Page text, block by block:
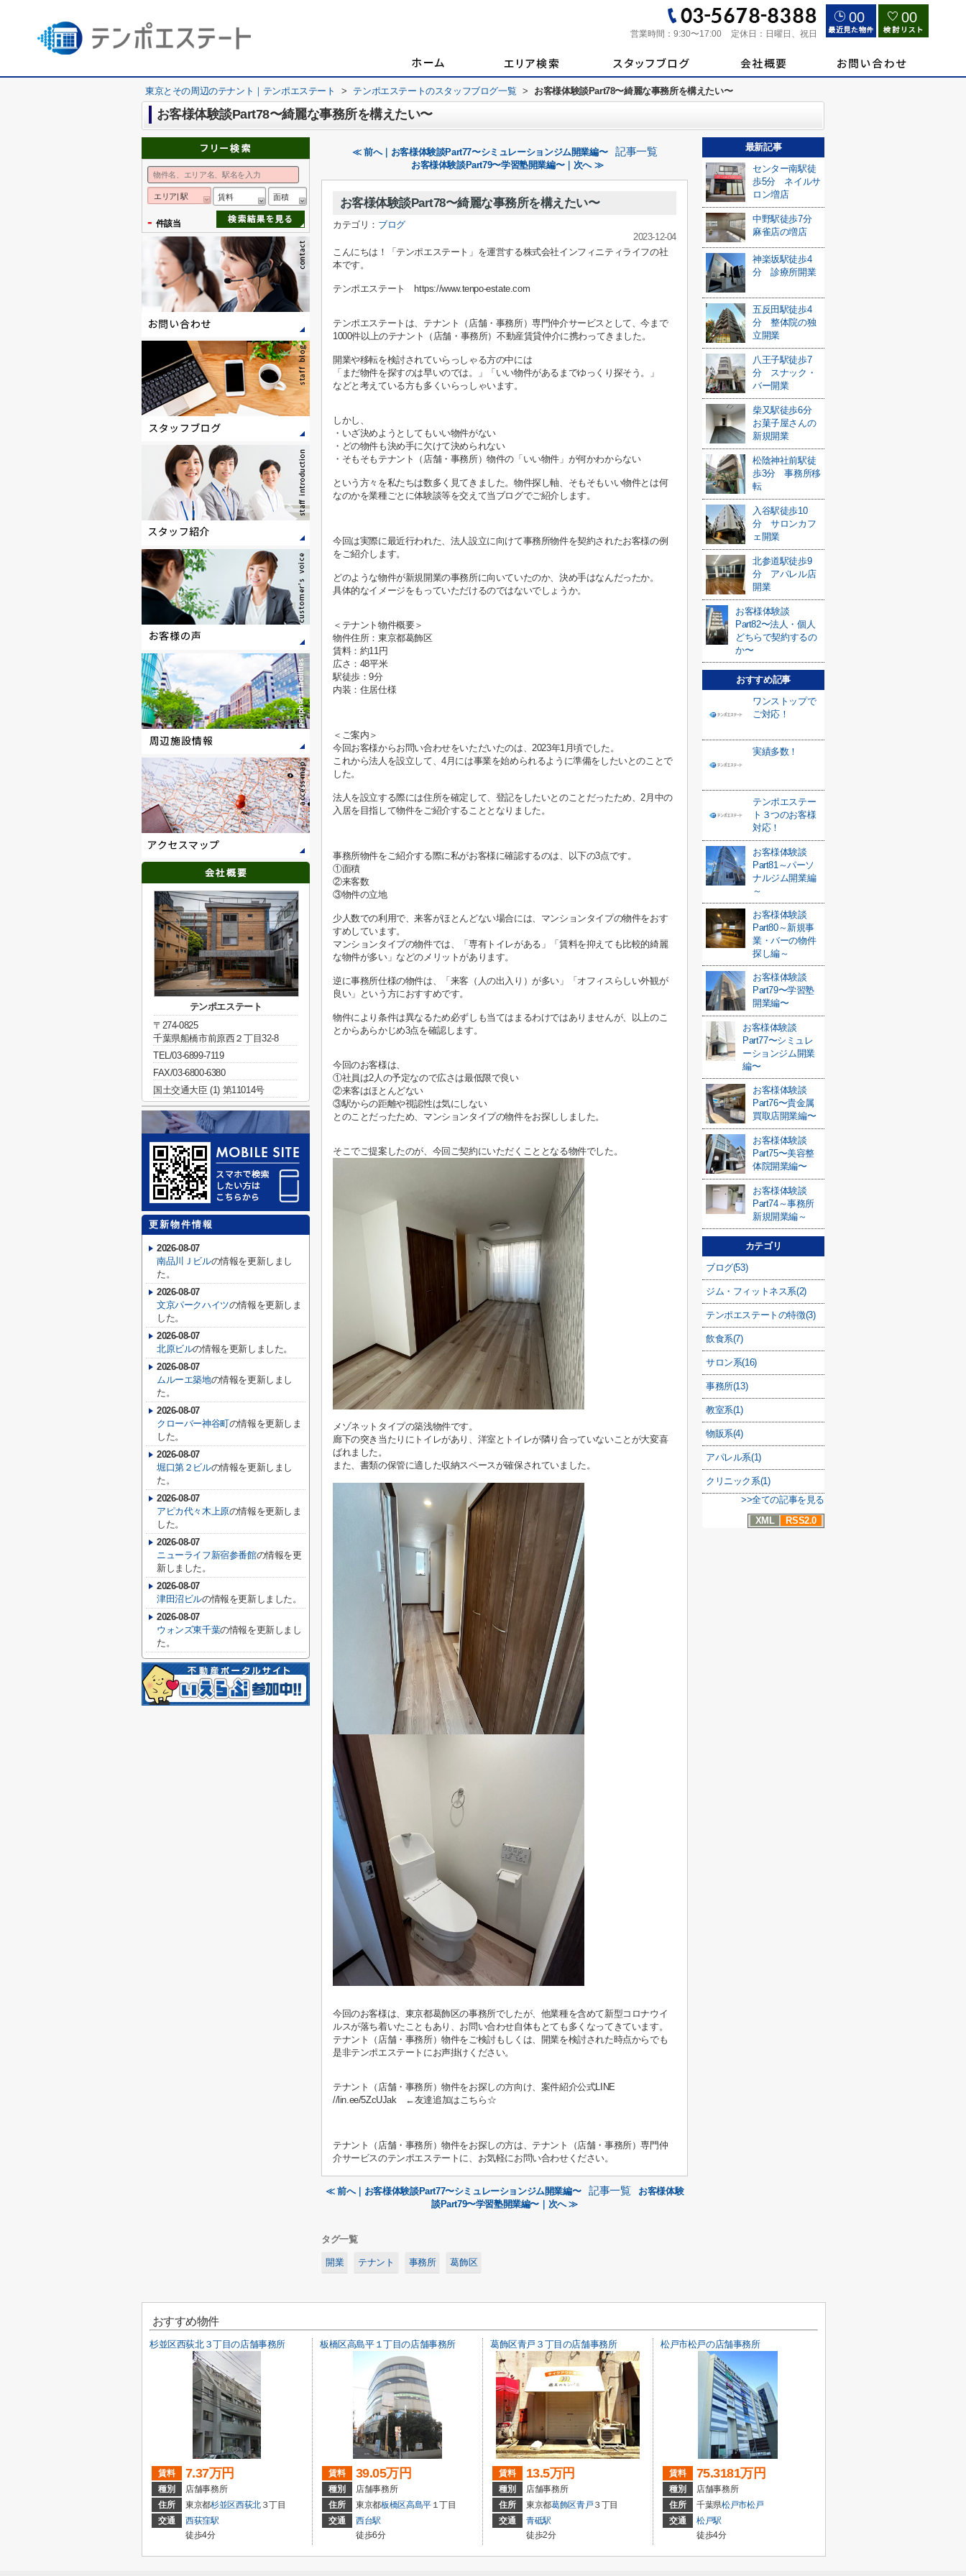
営業時間： 9:30〜17:00 定休日： 日曜日、祝日
00 00
東京とその周辺のテナント｜テンポエステート > テンポエステートのスタッフブログ一覧 > お客様体験談Part78〜綺麗な事務所を構えたい〜
お客様体験談Part78〜綺麗な事務所を構えたい〜
≪ 前へ｜お客様体験談Part77〜シミュレーションジム開業編〜 記事一覧
お客様体験談Part79〜学習塾開業編〜｜次へ ≫
お客様体験談Part78〜綺麗な事務所を構えたい〜
カテゴリ： ブログ
2023-12-04
こんにちは！「テンポエステート」を運営する株式会社インフィニティライフの社
本です。
テンポエステート https://www.tenpo-estate.com
テンポエステートは、テナント（店舗・事務所）専門仲介サービスとして、今まで
1000件以上のテナント（店舗・事務所）不動産賃貸仲介に携わってきました。
開業や移転を検討されていらっしゃる方の中には
「まだ物件を探すのは早いのでは。」「いい物件があるまでゆっくり探そう。」
などと考えている方も多くいらっしゃいます。
しかし、
・いざ決めようとしてもいい物件がない
・どの物件も決め手に欠けて決められない
・そもそもテナント（店舗・事務所）物件の「いい物件」が何かわからない
という方々を私たちは数多く見てきました。物件探し軸、そもそもいい物件とは何
なのかを業種ごとに体験談等を交えて当ブログでご紹介します。
今回は実際に最近行われた、法人設立に向けて事務所物件を契約されたお客様の例
をご紹介します。
どのような物件が新規開業の事務所に向いていたのか、決め手はなんだったか。
具体的なイメージをもっていただけるのではないでしょうか。
＜テナント物件概要＞
物件住所：東京都葛飾区
賃料：約11円
広さ：48平米
駅徒歩：9分
内装：住居仕様
＜ご案内＞
今回お客様からお問い合わせをいただいたのは、2023年1月頃でした。
これから法人を設立して、4月には事業を始められるように準備をしたいとのことで
した。
法人を設立する際には住所を確定して、登記をしたいとのことだったため、2月中の
入居を目指して物件をご紹介することとなりました。
事務所物件をご紹介する際に私がお客様に確認するのは、以下の3点です。
①面積
②来客数
③物件の立地
少人数での利用で、来客がほとんどない場合には、マンションタイプの物件をおす
すめしています。
マンションタイプの物件では、「専有トイレがある」「賃料を抑えても比較的綺麗
な物件が多い」などのメリットがあります。
逆に事務所仕様の物件は、「来客（人の出入り）が多い」「オフィスらしい外観が
良い」という方におすすめです。
物件により条件は異なるため必ずしも当てはまるわけではありませんが、以上のこ
とからあらかじめ3点を確認します。
今回のお客様は、
①社員は2人の予定なので広さは最低限で良い
②来客はほとんどない
③駅からの距離や視認性は気にしない
とのことだったため、マンションタイプの物件をお探ししました。
そこでご提案したのが、今回ご契約にいただくこととなる物件でした。
メゾネットタイプの築浅物件です。
廊下の突き当たりにトイレがあり、洋室とトイレが隣り合っていないことが大変喜
ばれました。
また、書類の保管に適した収納スペースが確保されていました。
今回のお客様は、東京都葛飾区の事務所でしたが、他業種を含めて新型コロナウイ
ルスが落ち着いたこともあり、お問い合わせ自体もとても多くなってきています。
テナント（店舗・事務所）物件をご検討もしくは、開業を検討された時点からでも
是非テンポエステートにお声掛けください。
テナント（店舗・事務所）物件をお探しの方向け、案件紹介公式LINE
//lin.ee/5ZcUJak ←友達追加はこちら☆
テナント（店舗・事務所）物件をお探しの方は、テナント（店舗・事務所）専門仲
介サービスのテンポエステートに、お気軽にお問い合わせください。
≪ 前へ｜お客様体験談Part77〜シミュレーションジム開業編〜 記事一覧
お客様体験
談Part79〜学習塾開業編〜｜次へ ≫
タグ一覧
開業 テナント 事務所 葛飾区
最新記事
センター南駅徒
歩5分 ネイルサ
ロン増店
中野駅徒歩7分
麻雀店の増店
神楽坂駅徒歩4
分 診療所開業
五反田駅徒歩4
分 整体院の独
立開業
八王子駅徒歩7
分 スナック・
バー開業
柴又駅徒歩6分
お菓子屋さんの
新規開業
松陰神社前駅徒
歩3分 事務所移
転
入谷駅徒歩10
分 サロンカフ
ェ開業
北参道駅徒歩9
分 アパレル店
開業
お客様体験談
Part82〜法人・個人
どちらで契約するの
か〜
おすすめ記事
ワンストップで
ご対応！
実績多数！
テンポエステー
ト３つのお客様
対応！
お客様体験談
Part81～パーソ
ナルジム開業編
～
お客様体験談
Part80～新規事
業・バーの物件
探し編～
お客様体験談
Part79〜学習塾
開業編〜
お客様体験談
Part77〜シミュレ
ーションジム開業
編〜
お客様体験談
Part76〜貴金属
買取店開業編〜
お客様体験談
Part75〜美容整
体院開業編〜
お客様体験談
Part74～事務所
新規開業編～
カテゴリ
ブログ(53)
ジム・フィットネス系(2)
テンポエステートの特徴(3)
飲食系(7)
サロン系(16)
事務所(13)
教室系(1)
物販系(4)
アパレル系(1)
クリニック系(1)
>>全ての記事を見る
XML
RSS2.0
エリア| 駅 賃料 面積
- 件該当
テンポエステート
〒274-0825
千葉県船橋市前原西２丁目32-8
TEL/03-6899-7119
FAX/03-6800-6380
国土交通大臣 (1) 第11014号
更新物件情報
2026-08-07
南品川Ｊビルの情報を更新しまし
た。
2026-08-07
文京パークハイツの情報を更新しま
した。
2026-08-07
北原ビルの情報を更新しました。
2026-08-07
ムルーエ築地の情報を更新しまし
た。
2026-08-07
クローバー神谷町の情報を更新しま
した。
2026-08-07
堀口第２ビルの情報を更新しまし
た。
2026-08-07
アピカ代々木上原の情報を更新しま
した。
2026-08-07
ニューライフ新宿参番館の情報を更
新しました。
2026-08-07
津田沼ビルの情報を更新しました。
2026-08-07
ウォンズ東千葉の情報を更新しまし
た。
おすすめ物件
杉並区西荻北３丁目の店舗事務所
賃料 7.37万円
種別
店舗事務所
住所
東京都杉並区西荻北３丁目
交通
西荻窪駅
徒歩4分
板橋区高島平１丁目の店舗事務所
賃料 39.05万円
種別
店舗事務所
住所
東京都板橋区高島平１丁目
交通
西台駅
徒歩6分
葛飾区青戸３丁目の店舗事務所
賃料 13.5万円
種別
店舗事務所
住所
東京都葛飾区青戸３丁目
交通
青砥駅
徒歩2分
松戸市松戸の店舗事務所
賃料 75.3181万円
種別
店舗事務所
住所
千葉県松戸市松戸
交通
松戸駅
徒歩4分